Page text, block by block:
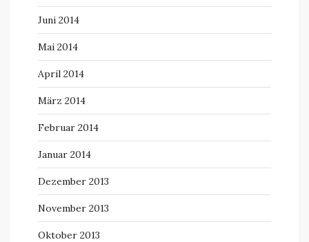
Juni 2014
Mai 2014
April 2014
März 2014
Februar 2014
Januar 2014
Dezember 2013
November 2013
Oktober 2013